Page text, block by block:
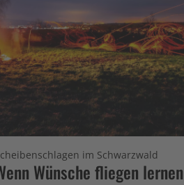
im Schwarzwald
Wünsche fliegen lernen